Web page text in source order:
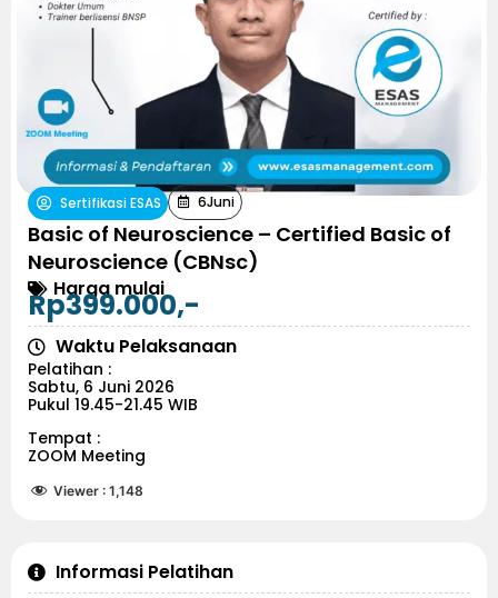
Sertifikasi ESAS 6Juni
Basic of Neuroscience – Certified Basic of
Neuroscience (CBNsc)
Harga mulai
Rp399.000,-
Waktu Pelaksanaan
Pelatihan :
Sabtu, 6 Juni 2026
Pukul 19.45-21.45 WIB
Tempat :
ZOOM Meeting
Viewer : 1,148
Informasi Pelatihan